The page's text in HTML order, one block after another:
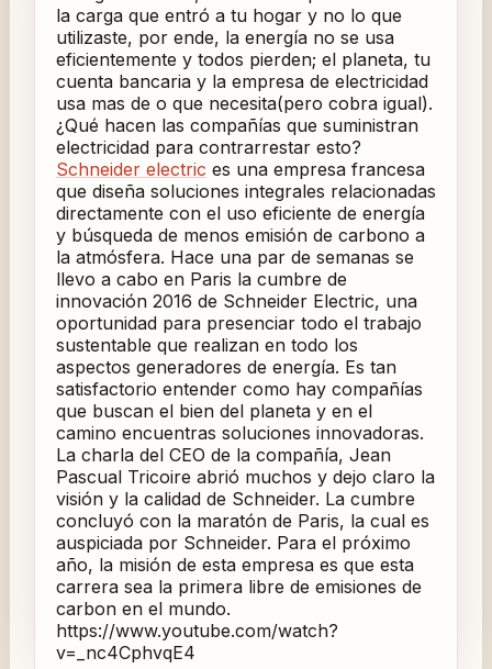
la carga que entró a tu hogar y no lo que
utilizaste, por ende, la energía no se usa
eficientemente y todos pierden; el planeta, tu
cuenta bancaria y la empresa de electricidad
usa mas de o que necesita(pero cobra igual).
¿Qué hacen las compañías que suministran
electricidad para contrarrestar esto?
Schneider electric es una empresa francesa
que diseña soluciones integrales relacionadas
directamente con el uso eficiente de energía
y búsqueda de menos emisión de carbono a
la atmósfera. Hace una par de semanas se
llevo a cabo en Paris la cumbre de
innovación 2016 de Schneider Electric, una
oportunidad para presenciar todo el trabajo
sustentable que realizan en todo los
aspectos generadores de energía. Es tan
satisfactorio entender como hay compañías
que buscan el bien del planeta y en el
camino encuentras soluciones innovadoras.
La charla del CEO de la compañía, Jean
Pascual Tricoire abrió muchos y dejo claro la
visión y la calidad de Schneider. La cumbre
concluyó con la maratón de Paris, la cual es
auspiciada por Schneider. Para el próximo
año, la misión de esta empresa es que esta
carrera sea la primera libre de emisiones de
carbon en el mundo.
https://www.youtube.com/watch?
v=_nc4CphvqE4